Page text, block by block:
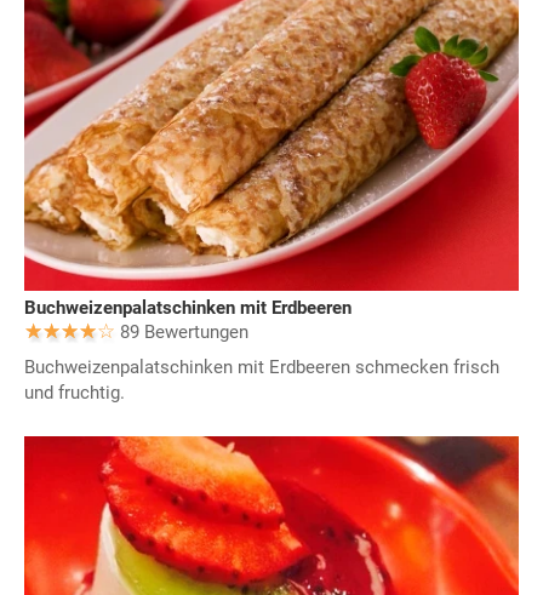
Buchweizenpalatschinken mit Erdbeeren
89 Bewertungen
Buchweizenpalatschinken mit Erdbeeren schmecken frisch
und fruchtig.